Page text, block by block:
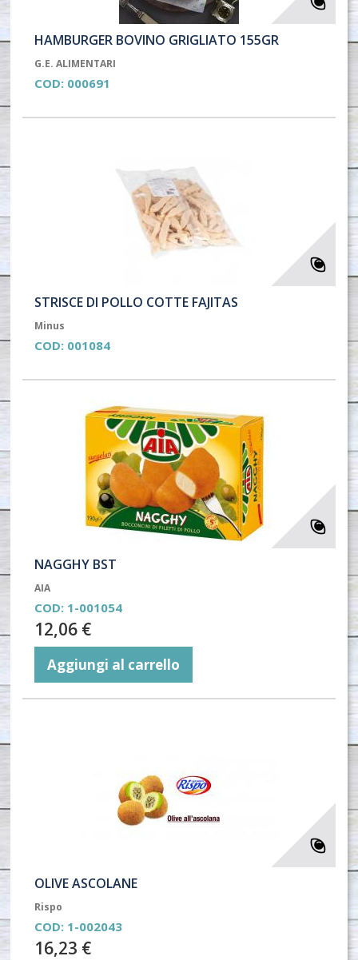
HAMBURGER BOVINO GRIGLIATO 155GR
G.E. ALIMENTARI
COD: 000691
STRISCE DI POLLO COTTE FAJITAS
Minus
COD: 001084
NAGGHY BST
AIA
COD: 1-001054
12,06 €
Aggiungi al carrello
OLIVE ASCOLANE
Rispo
COD: 1-002043
16,23 €